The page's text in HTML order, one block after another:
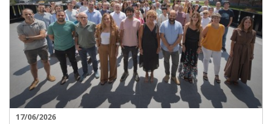
17/06/2026